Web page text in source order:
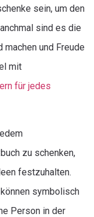
sein, um den
sind es die
und Freude
mit
für jedes
zu schenken,
festzuhalten.
symbolisch
Person in der